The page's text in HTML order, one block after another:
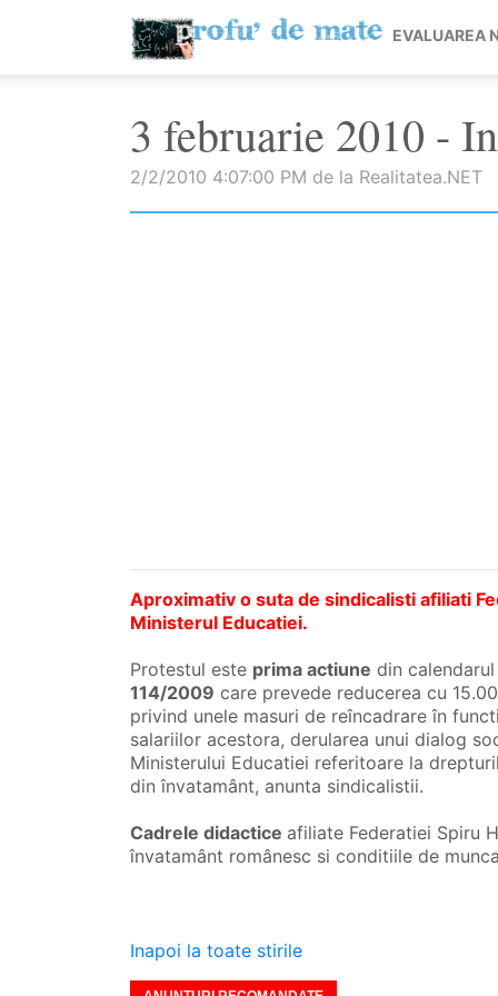
EVALUAREA
3 februarie 2010 -
2/2/2010 4:07:00 PM de la Realitatea.NET
Aproximativ o suta de sindicalisti afiliati
Ministerul Educatiei.
Protestul este prima actiune din
114/2009 care prevede reducerea cu
privind unele masuri de reîncadrare în
salariilor acestora, derularea unui dialog
Ministerului Educatiei referitoare la
din învatamânt, anunta sindicalistii.
Cadrele didactice afiliate Federatiei Spiru
învatamânt românesc si conditiile de
Inapoi la toate stirile